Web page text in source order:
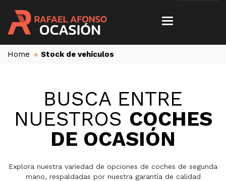
Home Stock de vehículos
BUSCA ENTRE
NUESTROS COCHES
DE OCASIÓN
Explora nuestra variedad de opciones de coches de segunda
mano, respaldadas por nuestra garantía de calidad